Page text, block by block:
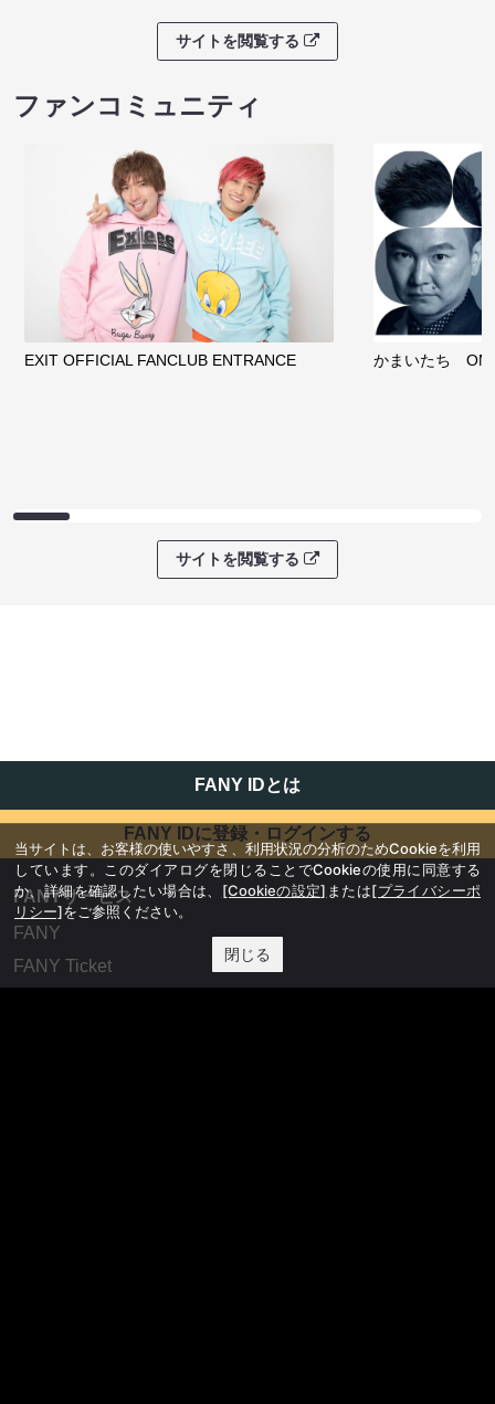
サイトを閲覧する
ファンコミュニティ
EXIT OFFICIAL FANCLUB ENTRANCE かまいたち
サイトを閲覧する
FANY IDとは
FANY IDに登録・ログインする
FANYサービス
FANY
FANY Ticket
当サイトは、お客様の使いやすさ、利用状況の分析のためCookieを利用
しています。このダイアログを閉じることでCookieの使用に同意する
か、詳細を確認したい場合は、 [Cookieの設定] または[プライバシーポ
リシー]をご参照ください。
閉じる